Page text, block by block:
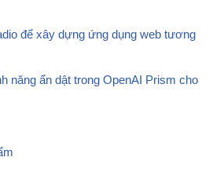
để xây dựng ứng dụng web tương
năng ẩn dật trong OpenAI Prism cho